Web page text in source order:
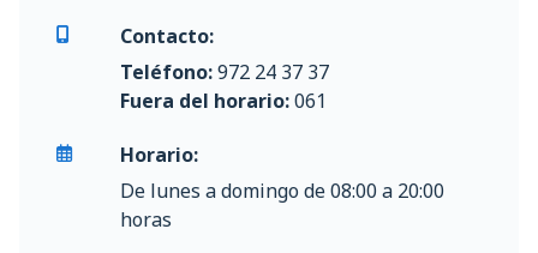
Contacto:
Teléfono:972 24 37 37
Fuera del horario:061
Horario:
De lunes a domingo de 08:00 a 20:00
horas